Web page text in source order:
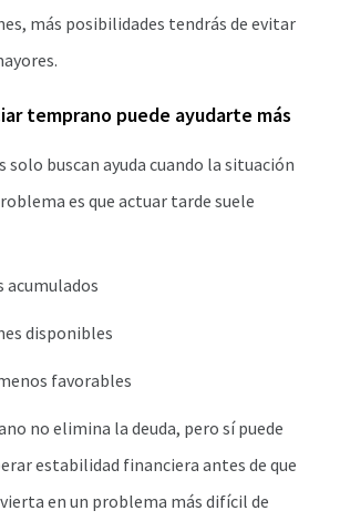
más posibilidades tendrás de evitar
temprano puede ayudarte más
solo buscan ayuda cuando la situación
es que actuar tarde suele
acumulados
disponibles
favorables
no elimina la deuda, pero sí puede
estabilidad financiera antes de que
en un problema más difícil de